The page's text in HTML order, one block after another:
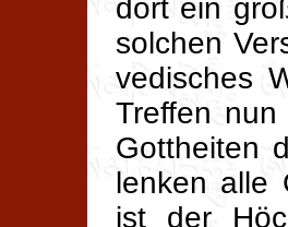
dort ein
solchen
vedisches
Treffen
Gottheiten
lenken alle
ist der